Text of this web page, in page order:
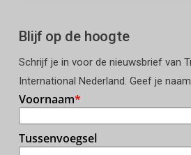
Blijf op de hoogte
Schrijf je in voor de nieuwsbrief van
International Nederland. Geef je